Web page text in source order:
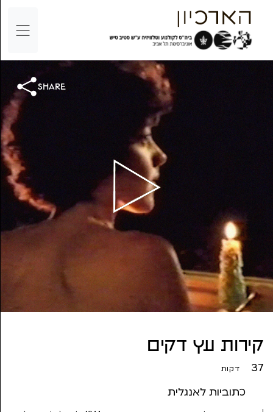
share
קירות עץ דקים
37 דקות
כתוביות לאנגלית